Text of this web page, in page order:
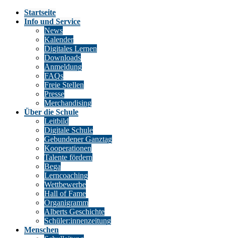
Startseite
Info und Service
News
Kalender
Digitales Lernen
Downloads
Anmeldung
FAQs
Freie Stellen
Presse
Merchandising
Über die Schule
Leitbild
Digitale Schule
Gebundener Ganztag
Kooperationen
Talente fördern
Bega
Lerncoaching
Wettbewerbe
Hall of Fame
Organigramm
Alberts Geschichte
Schüler:innenzeitung
Menschen